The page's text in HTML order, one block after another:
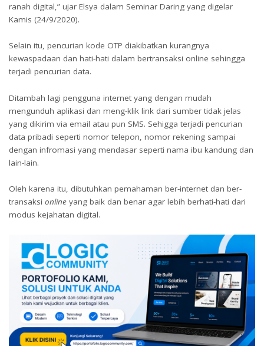
ranah digital,” ujar Elsya dalam Seminar Daring yang digelar
Kamis (24/9/2020).
Selain itu, pencurian kode OTP diakibatkan kurangnya
kewaspadaan dan hati-hati dalam bertransaksi online sehingga
terjadi pencurian data.
Ditambah lagi pengguna internet yang dengan mudah
mengunduh aplikasi dan meng-klik link dari sumber tidak jelas
yang dikirim via email atau pun SMS. Sehigga terjadi pencurian
data pribadi seperti nomor telepon, nomor rekening sampai
dengan infromasi yang mendasar seperti nama ibu kandung dan
lain-lain.
Oleh karena itu, dibutuhkan pemahaman ber-internet dan ber-
transaksi online yang baik dan benar agar lebih berhati-hati dari
modus kejahatan digital.